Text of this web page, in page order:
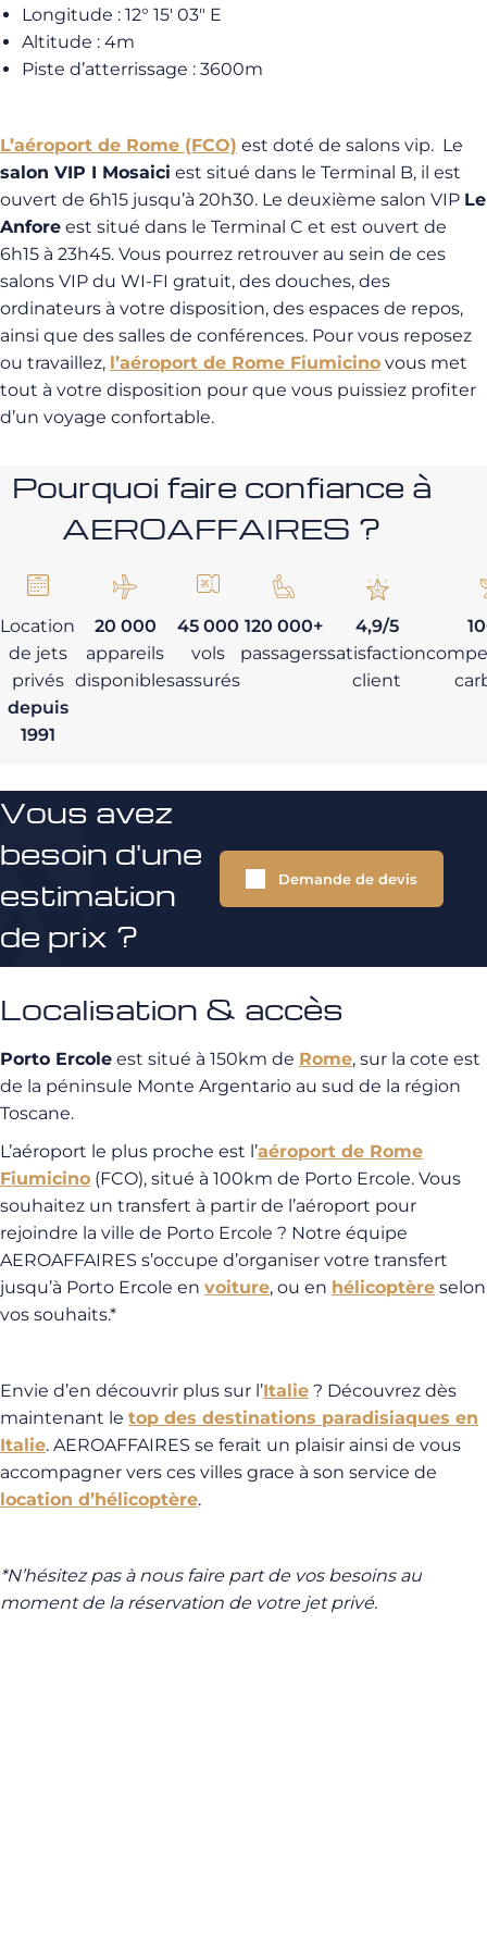
Longitude : 12° 15′ 03″ E
Altitude : 4m
Piste d’atterrissage : 3600m
L’aéroport de Rome (FCO) est doté de salons vip. Le
salon VIP I Mosaici est situé dans le Terminal B, il est
ouvert de 6h15 jusqu’à 20h30. Le deuxième salon VIP Le
Anfore est situé dans le Terminal C et est ouvert de
6h15 à 23h45. Vous pourrez retrouver au sein de ces
salons VIP du WI-FI gratuit, des douches, des
ordinateurs à votre disposition, des espaces de repos,
ainsi que des salles de conférences. Pour vous reposez
ou travaillez, l’aéroport de Rome Fiumicino vous met
tout à votre disposition pour que vous puissiez profiter
d’un voyage confortable.
Pourquoi faire confiance à
AEROAFFAIRES ?
Location
de jets
privés
depuis
1991
20 000
appareils
disponibles
45 000
vols
assurés
120 000+
passagers
4,9/5
satisfaction
client
Vous avez
besoin d'une
estimation
de prix ?
Demande de devis
Localisation & accès
Porto Ercole est situé à 150km de Rome, sur la cote est
de la péninsule Monte Argentario au sud de la région
Toscane.
L’aéroport le plus proche est l’aéroport de Rome
Fiumicino (FCO), situé à 100km de Porto Ercole. Vous
souhaitez un transfert à partir de l’aéroport pour
rejoindre la ville de Porto Ercole ? Notre équipe
AEROAFFAIRES s’occupe d’organiser votre transfert
jusqu’à Porto Ercole en voiture, ou en hélicoptère selon
vos souhaits.*
Envie d’en découvrir plus sur l’Italie ? Découvrez dès
maintenant le top des destinations paradisiaques en
Italie. AEROAFFAIRES se ferait un plaisir ainsi de vous
accompagner vers ces villes grace à son service de
location d’hélicoptère.
*N’hésitez pas à nous faire part de vos besoins au
moment de la réservation de votre jet privé.